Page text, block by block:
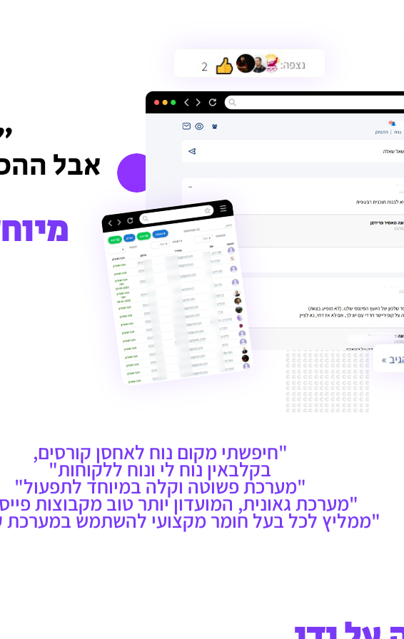
אבל
"חיפשתי מקום נוח לאחסן קורסים,
בקלבאין נוח לי ונוח ללקוחות"
"מערכת פשוטה וקלה במיוחד לתפעול"
"מערכת גאונית, המועדון יותר טוב מקבוצות
"ממליץ לכל בעל חומר מקצועי להשתמש במערכת